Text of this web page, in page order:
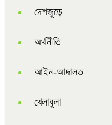
দেশজুড়ে
অর্থনীতি
আইন-আদালত
খেলাধুলা